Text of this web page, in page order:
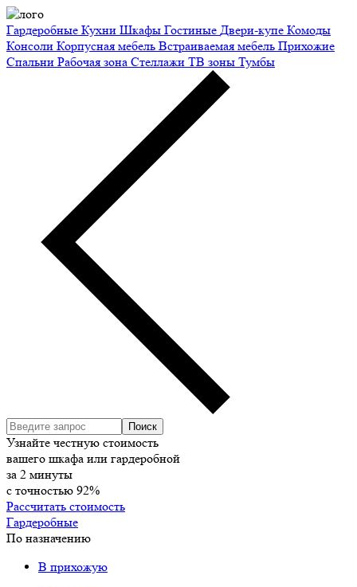
Гардеробные Кухни Шкафы Гостиные Двери-купе Комоды
Консоли Корпусная мебель Встраиваемая мебель Прихожие
Спальни Рабочая зона Стеллажи ТВ зоны Тумбы
Узнайте честную стоимость
вашего шкафа или гардеробной
за 2 минуты
с точностью 92%
Рассчитать стоимость
Гардеробные
По назначению
В прихожую